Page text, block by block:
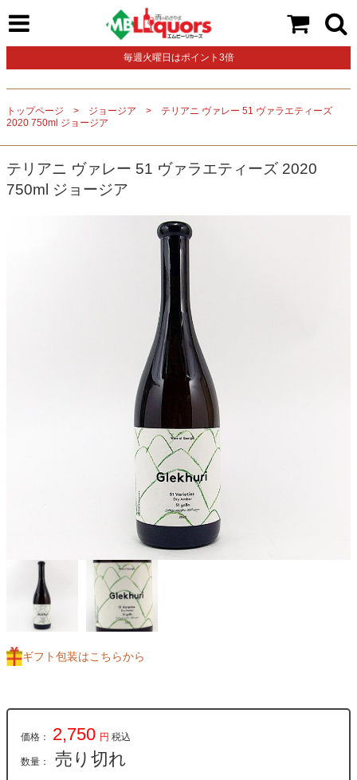
毎週火曜日はポイント3倍
トップページ ジョージア
テリアニ ヴァレー 51 ヴァラエティーズ
2020 750ml ジョージア
テリアニ ヴァレー 51 ヴァラエティーズ 2020
750ml ジョージア
ギフト包装はこちらから
価格： 2,750 円 税込
数量： 売り切れ